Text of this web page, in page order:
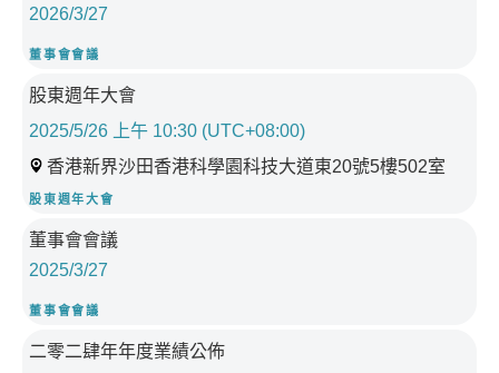
日
期:
期
五,
三
月
2026/3/27
動
稱:
活動類型:
董事會會議
日
期:
期
一,
26
月
AM
2025/5/26 上午 10:30 (UTC+08:00)
活
動
稱:
股東週年大會
活
動
點
香港新界沙田香港科學園科技大道東20號5樓502室
活動類型:
股東週年大會
日
期:
期
2025/3/27
活
動
稱:
董事會會議
活動類型:
董事會會議
活
二零二肆年年度業績公佈